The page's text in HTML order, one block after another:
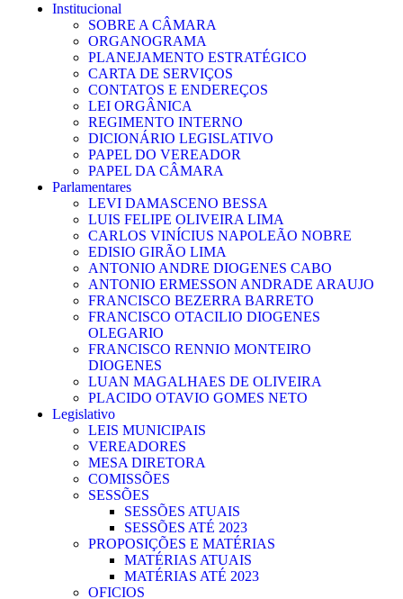
Institucional
SOBRE A CÂMARA
ORGANOGRAMA
PLANEJAMENTO ESTRATÉGICO
CARTA DE SERVIÇOS
CONTATOS E ENDEREÇOS
LEI ORGÂNICA
REGIMENTO INTERNO
DICIONÁRIO LEGISLATIVO
PAPEL DO VEREADOR
PAPEL DA CÂMARA
Parlamentares
LEVI DAMASCENO BESSA
LUIS FELIPE OLIVEIRA LIMA
CARLOS VINÍCIUS NAPOLEÃO NOBRE
EDISIO GIRÃO LIMA
ANTONIO ANDRE DIOGENES CABO
ANTONIO ERMESSON ANDRADE ARAUJO
FRANCISCO BEZERRA BARRETO
FRANCISCO OTACILIO DIOGENES
OLEGARIO
FRANCISCO RENNIO MONTEIRO
DIOGENES
LUAN MAGALHAES DE OLIVEIRA
PLACIDO OTAVIO GOMES NETO
Legislativo
LEIS MUNICIPAIS
VEREADORES
MESA DIRETORA
COMISSÕES
SESSÕES
SESSÕES ATUAIS
SESSÕES ATÉ 2023
PROPOSIÇÕES E MATÉRIAS
MATÉRIAS ATUAIS
MATÉRIAS ATÉ 2023
OFICIOS